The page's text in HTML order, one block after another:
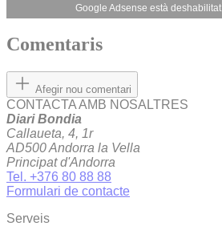
Google Adsense està deshabilitat.
Comentaris
Afegir nou comentari
CONTACTA AMB NOSALTRES
Diari Bondia
Callaueta, 4, 1r
AD500 Andorra la Vella
Principat d'Andorra
Tel. +376 80 88 88
Formulari de contacte
Serveis